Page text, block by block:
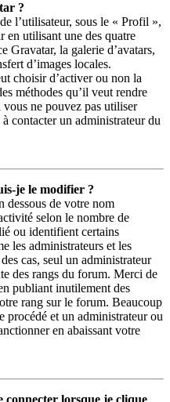
?
l’utilisateur, sous le « Profil »,
en utilisant une des quatre
Gravatar, la galerie d’avatars,
d’images locales.
choisir d’activer ou non la
méthodes qu’il veut rendre
ne pouvez pas utiliser
contacter un administrateur du
je le modifier ?
dessous de votre nom
selon le nombre de
ou identifient certains
les administrateurs et les
cas, seul un administrateur
des rangs du forum. Merci de
publiant inutilement des
rang sur le forum. Beaucoup
procédé et un administrateur ou
en abaissant votre
connecter lorsque je clique